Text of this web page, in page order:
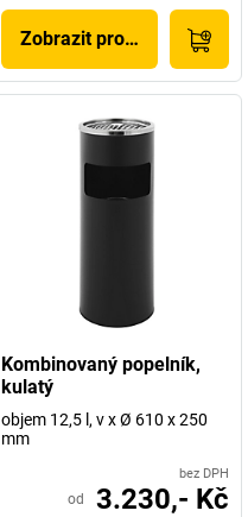
Zobrazit produkt
Kombinovaný popelník,
kulatý
objem 12,5 l, v x Ø 610 x 250
mm
bez DPH
od 3.230,- Kč